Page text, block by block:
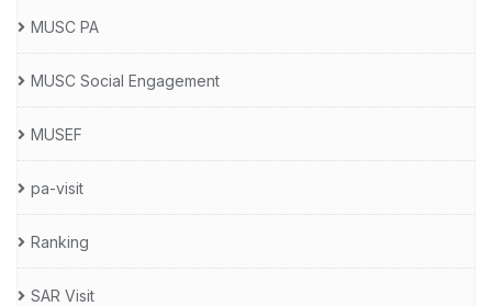
MUSC PA
MUSC Social Engagement
MUSEF
pa-visit
Ranking
SAR Visit